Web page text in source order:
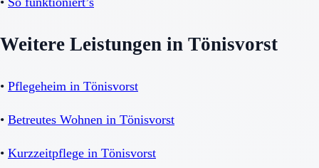
Weitere Leistungen in Tönisvorst
• Pflegeheim in Tönisvorst
• Betreutes Wohnen in Tönisvorst
• Kurzzeitpflege in Tönisvorst